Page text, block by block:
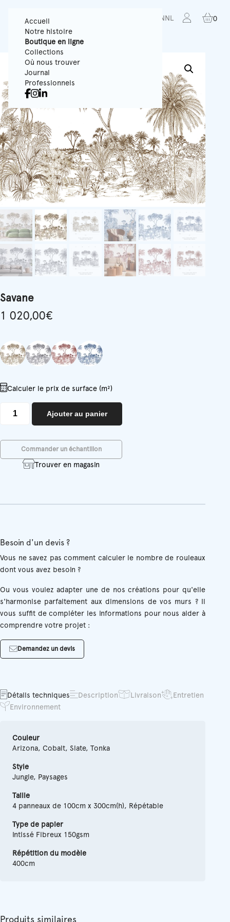
Accueil
Notre histoire
Boutique en ligne
Collections
Où nous trouver
Journal
Professionnels
EN NL 0
Savane
1 020,00€
Calculer le prix de surface (m²)
Ajouter au panier
Commander un échantillon
Trouver en magasin
Besoin d'un devis ?
Vous ne savez pas comment calculer le nombre de rouleaux
dont vous avez besoin ?
Ou vous voulez adapter une de nos créations pour qu'elle
s'harmonise parfaitement aux dimensions de vos murs ? Il
vous suffit de compléter les informations pour nous aider à
comprendre votre projet :
Demandez un devis
Détails techniques Description Livraison
Entretien
Environnement
Couleur
Arizona, Cobalt, Slate, Tonka
Style
Jungle, Paysages
Taille
4 panneaux de 100cm x 300cm(h), Répétable
Type de papier
Intissé Fibreux 150gsm
Répétition du modèle
400cm
Produits similaires